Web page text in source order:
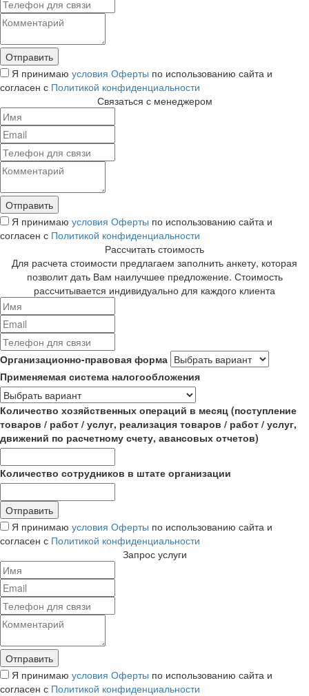
Я принимаю условия Оферты по использованию сайта и
согласен с Политикой конфиденциальности
Связаться с менеджером
Я принимаю условия Оферты по использованию сайта и
согласен с Политикой конфиденциальности
Рассчитать стоимость
Для расчета стоимости предлагаем заполнить анкету, которая
позволит дать Вам наилучшее предложение. Стоимость
рассчитывается индивидуально для каждого клиента
Организационно-правовая форма
Применяемая система налогообложения
Количество хозяйственных операций в месяц (поступление
товаров / работ / услуг, реализация товаров / работ / услуг,
движений по расчетному счету, авансовых отчетов)
Количество сотрудников в штате организации
Я принимаю условия Оферты по использованию сайта и
согласен с Политикой конфиденциальности
Запрос услуги
Я принимаю условия Оферты по использованию сайта и
согласен с Политикой конфиденциальности